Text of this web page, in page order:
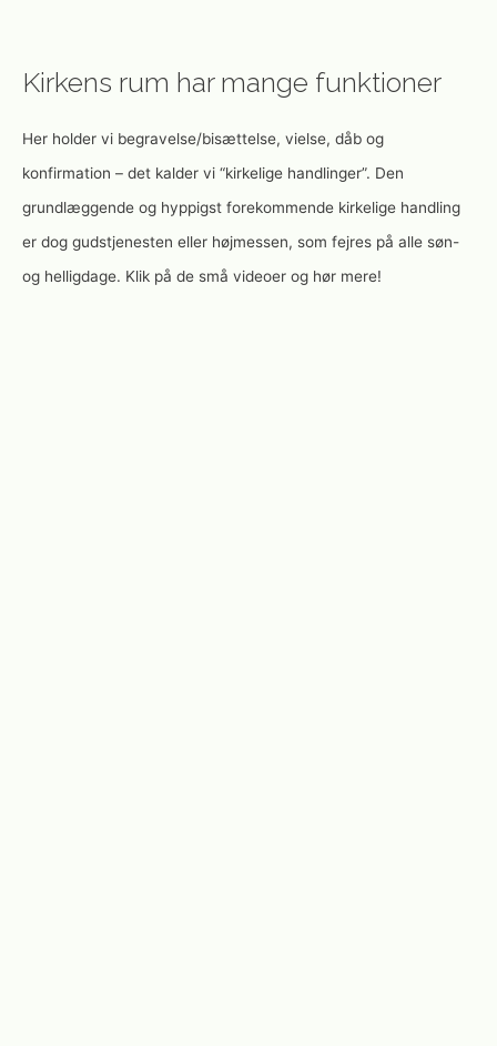
Kirkens rum har mange funktioner
Her holder vi begravelse/bisættelse, vielse, dåb og
konfirmation – det kalder vi “kirkelige handlinger”. Den
grundlæggende og hyppigst forekommende kirkelige handling
er dog gudstjenesten eller højmessen, som fejres på alle søn-
og helligdage. Klik på de små videoer og hør mere!